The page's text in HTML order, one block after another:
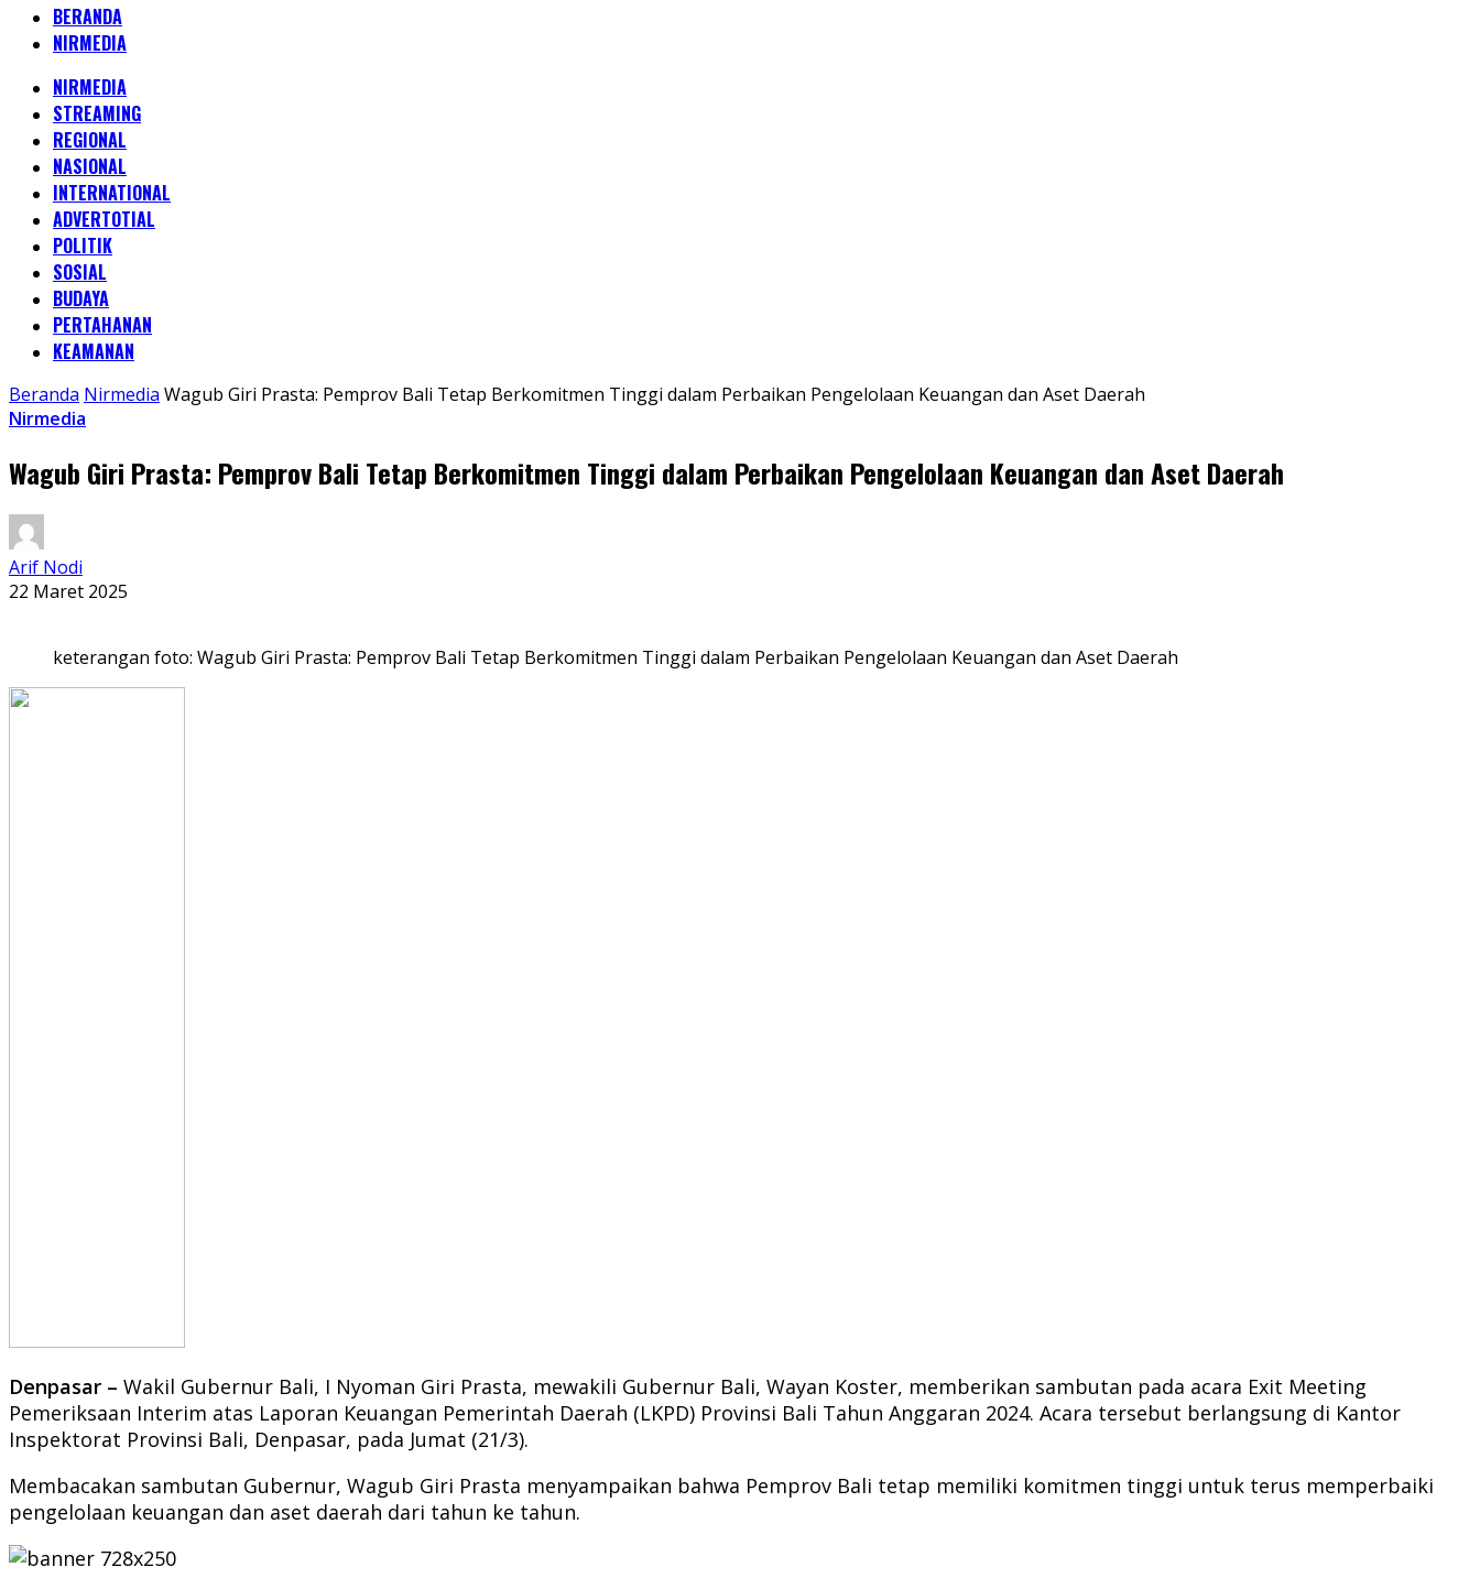
BERANDA
NIRMEDIA
NIRMEDIA
STREAMING
REGIONAL
NASIONAL
INTERNATIONAL
ADVERTOTIAL
POLITIK
SOSIAL
BUDAYA
PERTAHANAN
KEAMANAN
Beranda Nirmedia Wagub Giri Prasta: Pemprov Bali Tetap Berkomitmen Tinggi dalam Perbaikan Pengelolaan Keuangan dan Aset Daerah
Nirmedia
Wagub Giri Prasta: Pemprov Bali Tetap Berkomitmen Tinggi dalam Perbaikan Pengelolaan Keuangan dan Aset Daerah
Arif Nodi
22 Maret 2025
keterangan foto: Wagub Giri Prasta: Pemprov Bali Tetap Berkomitmen Tinggi dalam Perbaikan Pengelolaan Keuangan dan Aset Daerah
Denpasar – Wakil Gubernur Bali, I Nyoman Giri Prasta, mewakili Gubernur Bali, Wayan Koster, memberikan sambutan pada acara Exit Meeting
Pemeriksaan Interim atas Laporan Keuangan Pemerintah Daerah (LKPD) Provinsi Bali Tahun Anggaran 2024. Acara tersebut berlangsung di Kantor
Inspektorat Provinsi Bali, Denpasar, pada Jumat (21/3).
Membacakan sambutan Gubernur, Wagub Giri Prasta menyampaikan bahwa Pemprov Bali tetap memiliki komitmen tinggi untuk terus memperbaiki
pengelolaan keuangan dan aset daerah dari tahun ke tahun.